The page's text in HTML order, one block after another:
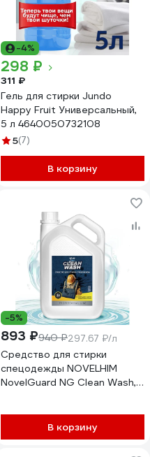
-4%
298 ₽
311 ₽
Гель для стирки Jundo
Happy Fruit Универсальный,
5 л 4640050732108
5(7)
В корзину
-5%
893 ₽940 ₽297.67 ₽/л
Средство для стирки
спецодежды NOVELHIM
NovelGuard NG Clean Wash,
В корзину